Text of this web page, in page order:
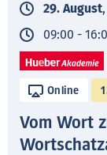
29. August
09:00 -
Online
Vom Wort